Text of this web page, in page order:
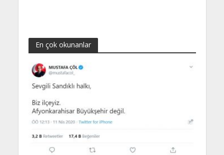
En çok okunanlar